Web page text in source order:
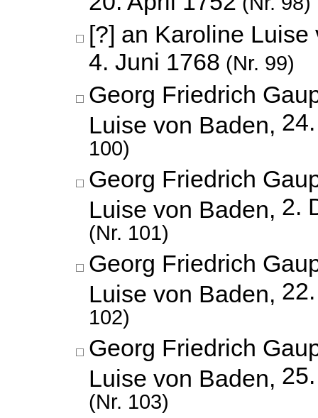
[?] an Karoline Luise
4. Juni 1768 (Nr. 99)
Georg Friedrich
Luise von Baden,
100)
Georg Friedrich
Luise von Baden, 2.
(Nr. 101)
Georg Friedrich
Luise von Baden,
102)
Georg Friedrich
Luise von Baden,
(Nr. 103)